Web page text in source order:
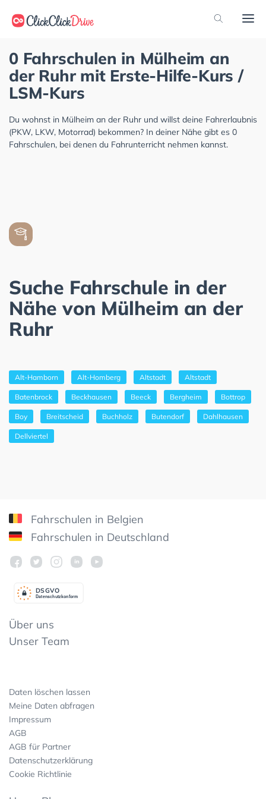
0 Fahrschulen in Mülheim an
der Ruhr mit Erste-Hilfe-Kurs /
LSM-Kurs
Du wohnst in Mülheim an der Ruhr und willst deine Fahrerlaubnis
(PKW, LKW, Motorrad) bekommen? In deiner Nähe gibt es 0
Fahrschulen, bei denen du Fahrunterricht nehmen kannst.
Suche Fahrschule in der
Nähe von Mülheim an der
Ruhr
Alt-Hamborn Alt-Homberg Altstadt Altstadt
Batenbrock Beckhausen Beeck Bergheim Bottrop
Boy Breitscheid Buchholz Butendorf Dahlhausen
Dellviertel
Fahrschulen in Belgien
Fahrschulen in Deutschland
Datenschutzkonform
DSGVO
Über uns
Unser Team
Daten löschen lassen
Meine Daten abfragen
Impressum
AGB
AGB für Partner
Datenschutzerklärung
Cookie Richtlinie